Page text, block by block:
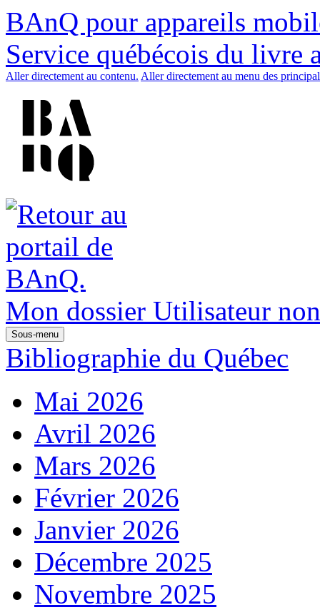
BAnQ pour appareils
Service québécois du livre
Aller directement au contenu. Aller directement au menu des
Mon dossier Utilisateur
Sous-menu
Bibliographie du Québec
Mai 2026
Avril 2026
Mars 2026
Février 2026
Janvier 2026
Décembre 2025
Novembre 2025